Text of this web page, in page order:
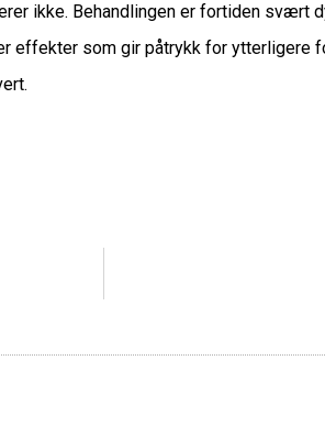
ikke. Behandlingen er fortiden svært
effekter som gir påtrykk for ytterligere